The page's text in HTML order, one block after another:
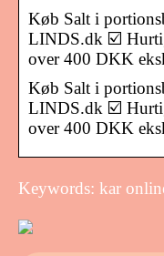
Køb Salt i
LINDS.dk ☑️
over 400 DKK
Køb Salt i
LINDS.dk ☑️
over 400 DKK
Keywords: kar